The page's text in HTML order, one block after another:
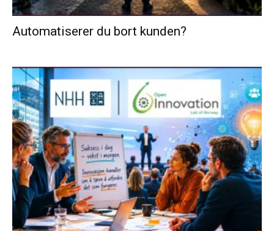
Automatiserer du bort kunden?